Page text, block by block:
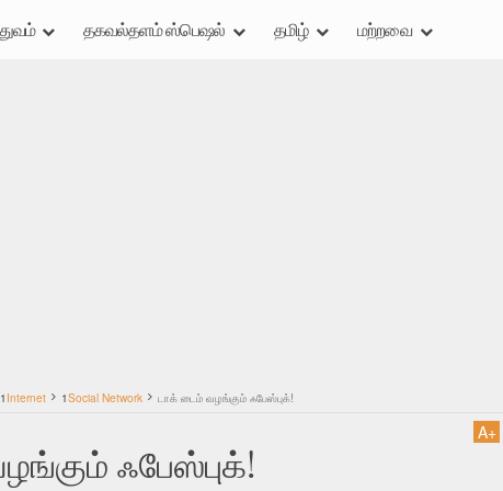
தகவல்தளம் ஸ்பெஷல் தமிழ் மற்றவை
1 Internet 1Social Network டாக் டைம் வழங்கும் ஃபேஸ்புக்!
A+
ஃபேஸ்புக்!